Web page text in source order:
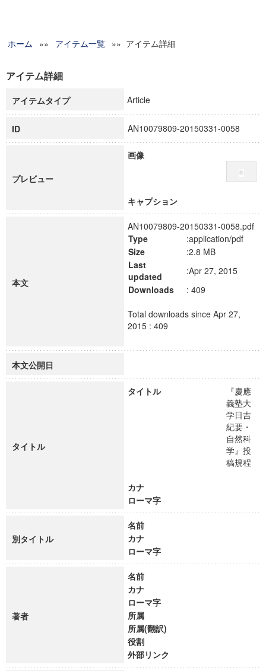
グローバルリサーチインスティテュート
科学研究費補助金研究成果報告書
慶應義塾大学グローバルCOEプログラム市民社会ガバナンス
慶應義塾大学グローバルCOEプログラム論理と感性の先端的
博士課程教育リーディングプログラム「超成熟社会発展のサ
学術雑誌掲載論文等(8)
ホーム »» アイテム一覧 »» アイテム詳細
アイテム詳細
アイテムタイプ Article
ID AN10079809-20150331-0058
プレビュー
画像
キャプション
本文
AN10079809-20150331-0058.pdf
Type
:application/pdf
Size
:2.8 MB
Last
updated
:Apr 27, 2015
Downloads
: 409
Total downloads since Apr 27,
2015 : 409
本文公開日
タイトル
タイトル
『慶應
義塾大
学日吉
紀要・
自然科
学』投
稿規程
カナ
ローマ字
別タイトル
名前
カナ
ローマ字
著者
名前
カナ
ローマ字
所属
所属(翻訳)
役割
外部リンク